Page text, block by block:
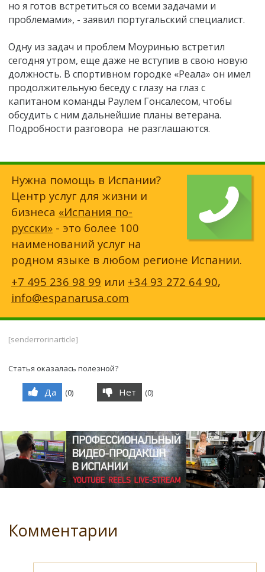
но я готов встретиться со всеми задачами и
проблемами», - заявил португальский специалист.
Одну из задач и проблем Моуринью встретил
сегодня утром, еще даже не вступив в свою новую
должность. В спортивном городке «Реала» он имел
продолжительную беседу с глазу на глаз с
капитаном команды Раулем Гонсалесом, чтобы
обсудить с ним дальнейшие планы ветерана.
Подробности разговора не разглашаются.
Нужна помощь в Испании?
Центр услуг для жизни и
бизнеса «Испания по-
русски» - это более 100
наименований услуг на
родном языке в любом регионе Испании.
+7 495 236 98 99 или +34 93 272 64 90,
info@espanarusa.com
[senderrorinarticle]
Статья оказалась полезной?
Да (0) Нет (0)
Комментарии